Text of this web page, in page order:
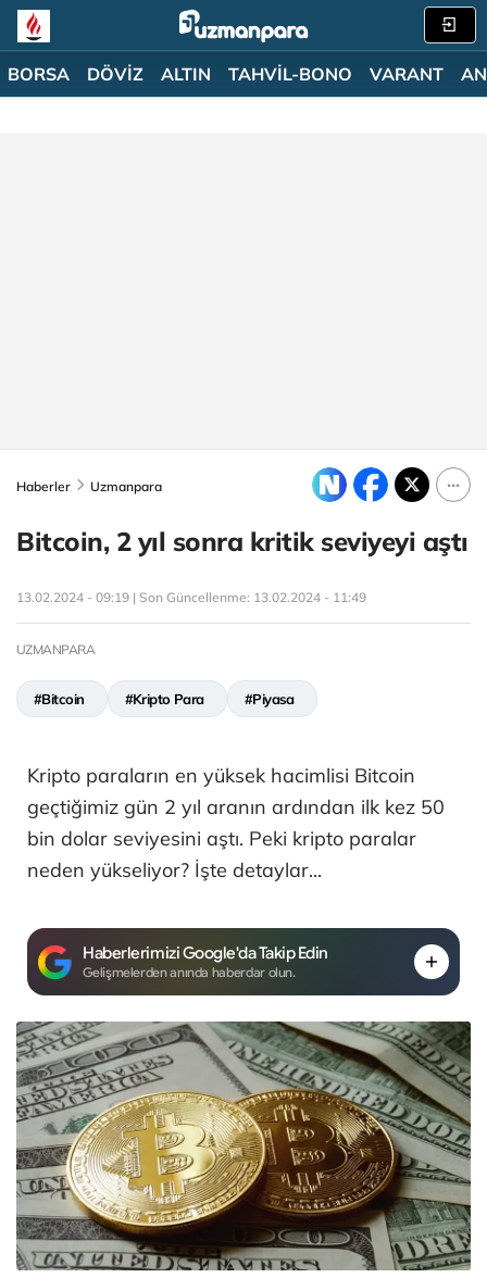
BORSA DÖVİZ ALTIN TAHVİL-BONO VARANT
Haberler Uzmanpara
Bitcoin, 2 yıl sonra kritik seviyeyi aştı
13.02.2024 - 09:19 | Son Güncellenme: 13.02.2024 - 11:49
UZMANPARA
#Bitcoin #Kripto Para #Piyasa
Kripto paraların en yüksek hacimlisi Bitcoin
geçtiğimiz gün 2 yıl aranın ardından ilk kez 50
bin dolar seviyesini aştı. Peki kripto paralar
neden yükseliyor? İşte detaylar...
Haberlerimizi Google'da Takip Edin
Gelişmelerden anında haberdar olun.